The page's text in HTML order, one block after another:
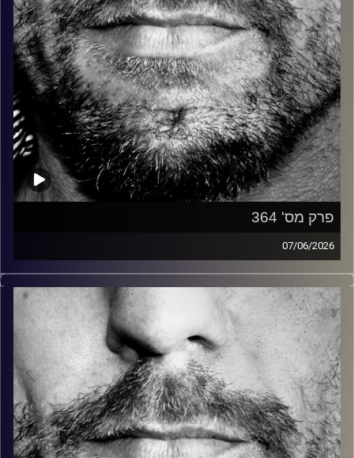
פרק מס' 364
07/06/2026
זיפים, מוזיקה מחוספסת של הופעות חיות. הרבה ג'אם, רוק,
בלוז, bluegrass, ג'אז, Fאנק, פרוגרסיב ואפילו אלקטרוניקה.
כל מה שחי, אמיתי ונושם.
עם שמוליק רגב.
קרדיט תמונות: David Goehring